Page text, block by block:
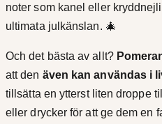
noter som kanel eller
ultimata julkänslan. 🎄
Och det bästa av allt?
att den även kan användas i
tillsätta en ytterst liten droppe
eller drycker för att ge dem en